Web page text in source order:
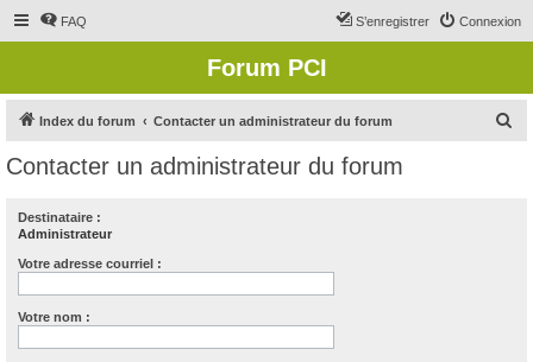
FAQ Connexion
S’enregistrer
Forum PCI
Index du forum Contacter un administrateur du forum
Contacter un administrateur du forum
Destinataire :
Administrateur
Votre adresse courriel :
Votre nom :